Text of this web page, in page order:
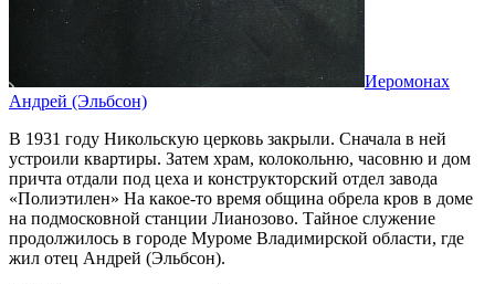
Иеромонах
Андрей (Эльбсон)
В 1931 году Никольскую церковь закрыли. Сначала в ней
устроили квартиры. Затем храм, колокольню, часовню и дом
причта отдали под цеха и конструкторский отдел завода
«Полиэтилен» На какое-то время община обрела кров в доме
на подмосковной станции Лианозово. Тайное служение
продолжилось в городе Муроме Владимирской области, где
жил отец Андрей (Эльбсон).